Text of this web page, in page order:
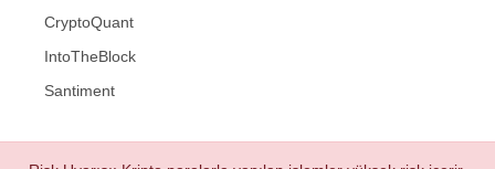
CryptoQuant
IntoTheBlock
Santiment